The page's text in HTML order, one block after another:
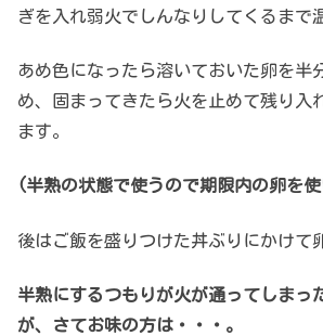
ぎを入れ弱火でしんなりしてくるまで
あめ色になったら溶いておいた卵を半
め、固まってきたら火を止めて残り入
ます。
(半熟の状態で使うので期限内の卵を
後はご飯を盛りつけた丼ぶりにかけて
半熟にするつもりが火が通ってしまっ
が、さてお味の方は・・・。